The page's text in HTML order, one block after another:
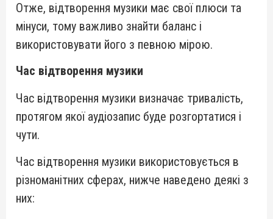
Отже, відтворення музики має свої плюси та
мінуси, тому важливо знайти баланс і
використовувати його з певною мірою.
Час відтворення музики
Час відтворення музики визначає тривалість,
протягом якої аудіозапис буде розгортатися і
чути.
Час відтворення музики використовується в
різноманітних сферах, нижче наведено деякі з
них: